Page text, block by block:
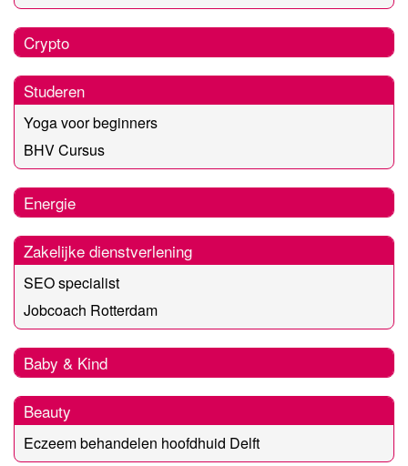
Crypto
Studeren
Yoga voor beginners
BHV Cursus
Energie
Zakelijke dienstverlening
SEO specialist
Jobcoach Rotterdam
Baby & Kind
Beauty
Eczeem behandelen hoofdhuid Delft